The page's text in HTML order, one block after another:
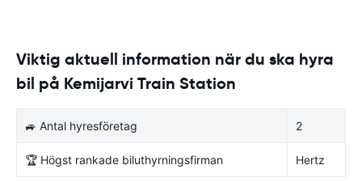
Viktig aktuell information när du ska hyra
bil på Kemijarvi Train Station
🚙 Antal hyresföretag 2
🏆 Högst rankade biluthyrningsfirman Hertz